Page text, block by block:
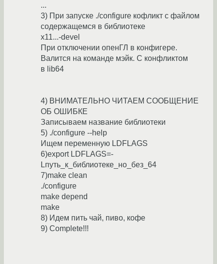
...
3) При запуске ./configure кофликт с файлом
содержащемся в библиотеке
x11...-devel
При отключении опенГЛ в конфигере.
Валится на команде мэйк. С конфликтом
в lib64
4) ВНИМАТЕЛЬНО ЧИТАЕМ СООБЩЕНИЕ
ОБ ОШИБКЕ
Записываем название библиотеки
5) ./configure --help
Ищем переменную LDFLAGS
6)export LDFLAGS=-
Lпуть_к_библиотеке_но_без_64
7)make clean
./configure
make depend
make
8) Идем пить чай, пиво, кофе
9) Complete!!!